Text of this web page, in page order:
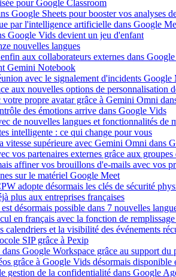
pour Google Classroom
Google Sheets pour booster vos analyses
par l'intelligence artificielle dans Google
Google Vids devient un jeu d'enfant
nouvelles langues
aux collaborateurs externes dans
Gemini Notebook
avec le signalement d'incidents Google
aux nouvelles options de personnalisation
votre propre avatar grâce à Gemini Omni
des émotions arrive dans Google Vids
de nouvelles langues et fonctionnalités de
intelligente : ce qui change pour vous
vitesse supérieure avec Gemini Omni dans
vos partenaires externes grâce aux groupes
affiner vos brouillons d'e-mails avec vos
sur le matériel Google Meet
adopte désormais les clés de sécurité
plus aux entreprises françaises
désormais possible dans 7 nouvelles
en français avec la fonction de
et la visibilité des événements
SIP grâce à Pexip
Google Workspace grâce au support
grâce à Google Vids désormais disponible
gestion de la confidentialité dans Google